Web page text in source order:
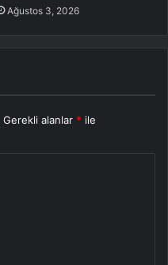
Ağustos 3, 2026
Gerekli alanlar * ile